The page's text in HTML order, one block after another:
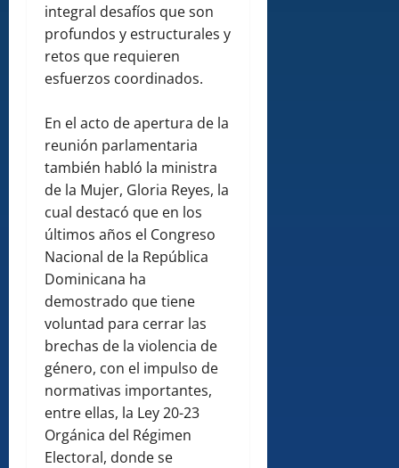
integral desafíos que son
profundos y estructurales y
retos que requieren
esfuerzos coordinados.
En el acto de apertura de la
reunión parlamentaria
también habló la ministra
de la Mujer, Gloria Reyes, la
cual destacó que en los
últimos años el Congreso
Nacional de la República
Dominicana ha
demostrado que tiene
voluntad para cerrar las
brechas de la violencia de
género, con el impulso de
normativas importantes,
entre ellas, la Ley 20-23
Orgánica del Régimen
Electoral, donde se